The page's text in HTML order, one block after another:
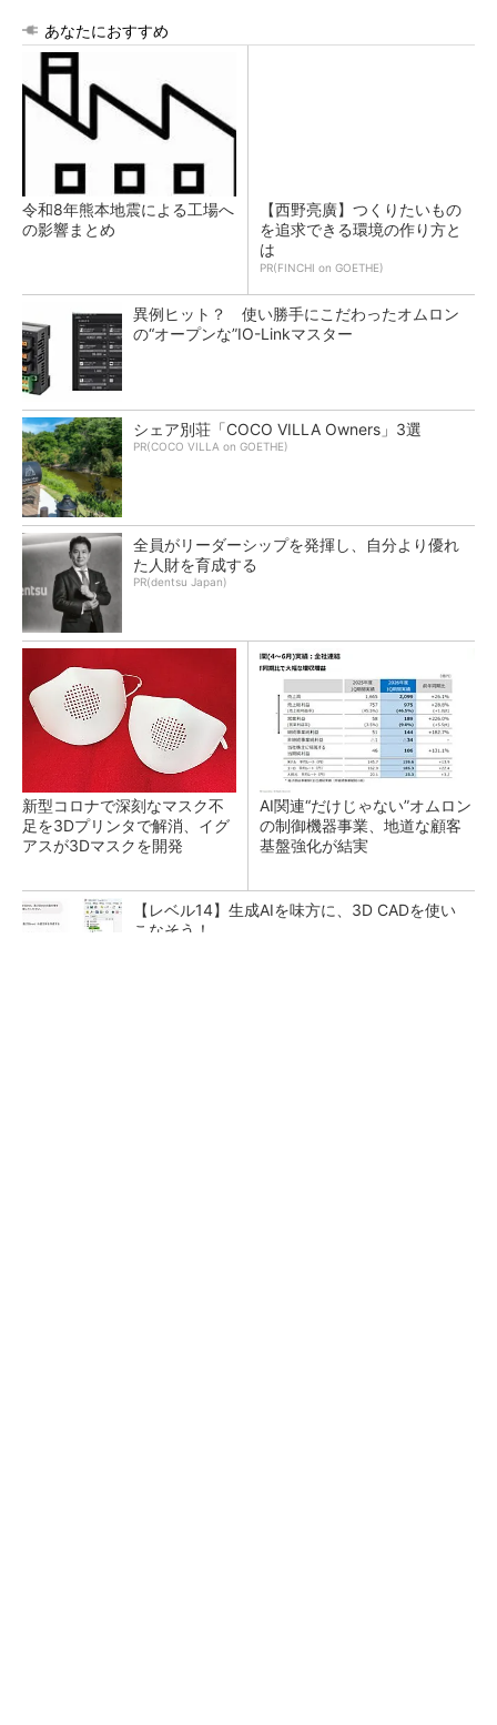
あなたにおすすめ
令和8年熊本地震による工場へ
の影響まとめ
【西野亮廣】つくりたいもの
を追求できる環境の作り方と
は
PR(FINCHI on GOETHE)
異例ヒット？ 使い勝手にこだわったオムロン
の“オープンな”IO-Linkマスター
シェア別荘「COCO VILLA Owners」3選
PR(COCO VILLA on GOETHE)
全員がリーダーシップを発揮し、自分より優れ
た人財を育成する
PR(dentsu Japan)
新型コロナで深刻なマスク不
足を3Dプリンタで解消、イグ
アスが3Dマスクを開発
AI関連“だけじゃない”オムロン
の制御機器事業、地道な顧客
基盤強化が結実
【レベル14】生成AIを味方に、3D CADを使い
こなそう！